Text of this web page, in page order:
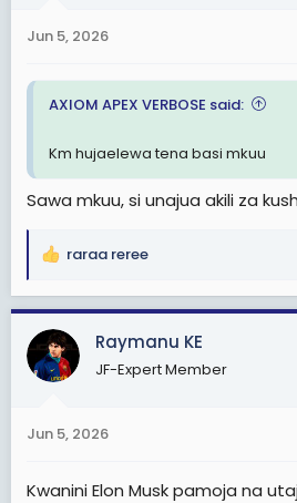
s
Jun 5, 2026
AXIOM APEX VERBOSE said:
Km hujaelewa tena basi mkuu
Sawa mkuu, si unajua akili za
R
a
c
t
i
s
raraa reree
Raymanu KE
JF-Expert Member
Jun 5, 2026
Kwanini Elon Musk pamoja na